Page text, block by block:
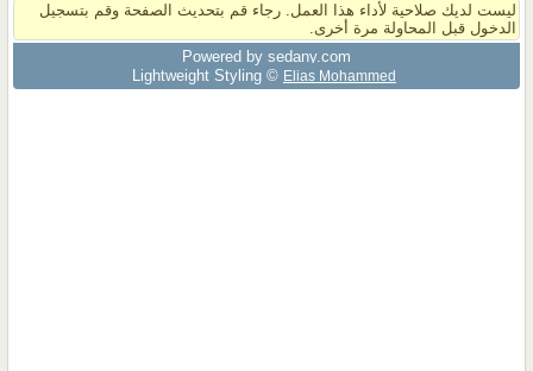
ليست لديك صلاحية لأداء هذا العمل. رجاء قم بتحديث الصفحة وقم بتسجيل
الدخول قبل المحاولة مرة أخرى.
Powered by sedany.com
Lightweight Styling © Elias Mohammed